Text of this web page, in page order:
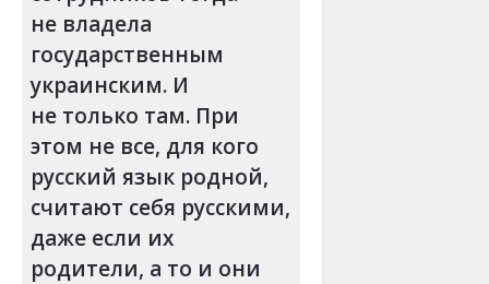
не владела
государственным
украинским. И
не только там. При
этом не все, для кого
русский язык родной,
считают себя русскими,
даже если их
родители, а то и они